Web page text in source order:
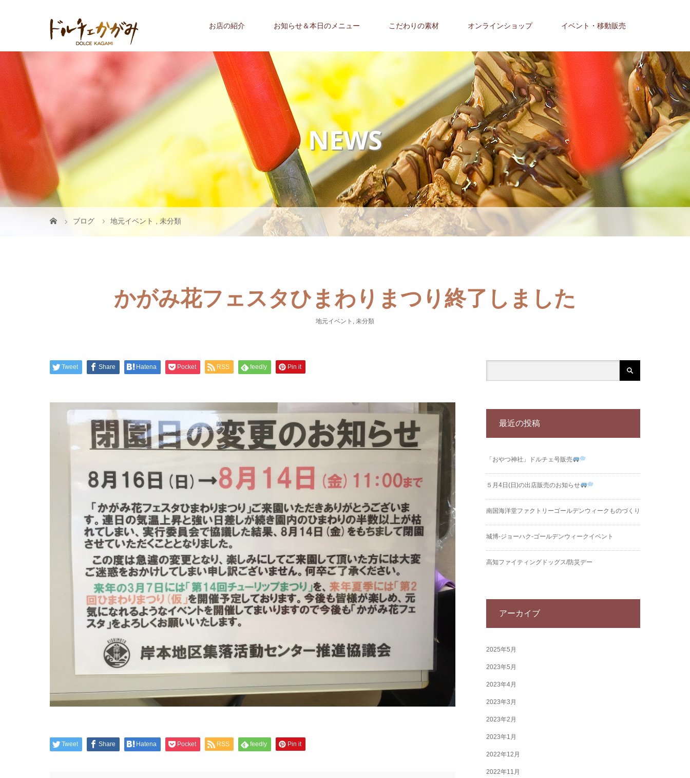
お店の紹介 お知らせ＆本日のメニュー こだわりの素材 オンラインショップ イベント・移動販売
NEWS
ブログ 地元イベント ,未分類
かがみ花フェスタひまわりまつり終了しました
地元イベント , 未分類
Tweet Share Hatena Pocket RSS feedly Pin it
Tweet Share Hatena Pocket RSS feedly Pin it
最近の投稿
「おやつ神社」ドルチェ号販売
５月4日(日)の出店販売のお知らせ
南国海洋堂ファクトリーゴールデンウィークものづくり
城博‐ジョーハク‐ゴールデンウィークイベント
高知ファイティングドッグス/防災デー
アーカイブ
2025年5月
2023年5月
2023年4月
2023年3月
2023年2月
2023年1月
2022年12月
2022年11月